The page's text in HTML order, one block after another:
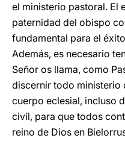
el ministerio pastoral. El
paternidad del obispo
fundamental para el
Además, es necesario
Señor os llama, como
discernir todo ministerio
cuerpo eclesial, incluso
civil, para que todos
reino de Dios en